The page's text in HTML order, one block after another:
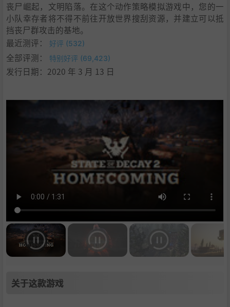
丧尸崛起，文明陷落。在这个动作策略模拟游戏中，您的一
小队幸存者将不得不前往开放世界搜刮资源，并建立可以抵
挡丧尸群攻击的基地。
最近测评：
好评 (532)
全部评测： 特别好评 (69,423)
发行日期：2020 年 3 月 13 日
关于这款游戏